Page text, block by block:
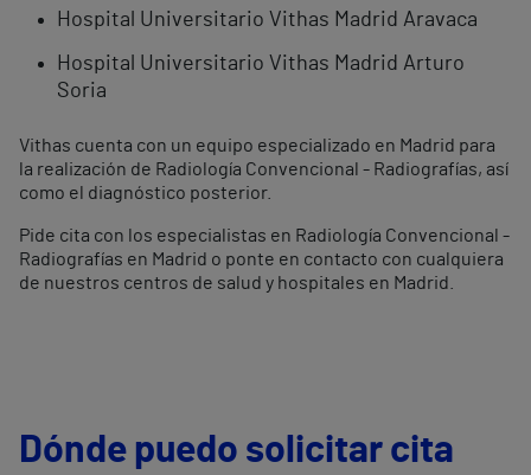
Hospital Universitario Vithas Madrid Aravaca
Hospital Universitario Vithas Madrid Arturo
Soria
Vithas cuenta con un equipo especializado en Madrid para
la realización de Radiología Convencional - Radiografías, así
como el diagnóstico posterior.
Pide cita con los especialistas en Radiología Convencional -
Radiografías en Madrid o ponte en contacto con cualquiera
de nuestros centros de salud y hospitales en Madrid.
Dónde puedo solicitar cita